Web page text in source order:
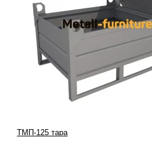
ТМП-125 тара